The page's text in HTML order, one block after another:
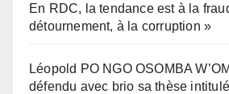
En RDC, la tendance est à la
détournement, à la corruption »
Léopold PO NGO OSOMBA
défendu avec brio sa thèse